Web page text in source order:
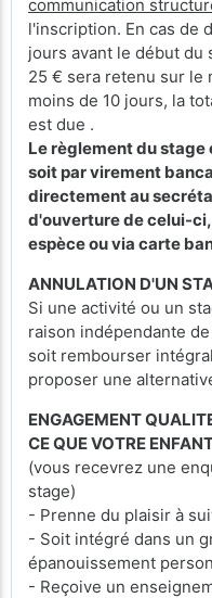
communication
l'inscription. En cas de
jours avant le début du
25 € sera retenu sur le
moins de 10 jours, la
est due .
Le règlement du stage
soit par virement
directement au
d'ouverture de celui-
espèce ou via carte
ANNULATION D'UN
Si une activité ou un
raison indépendante de
soit rembourser
proposer une
ENGAGEMENT
CE QUE VOTRE
(vous recevrez une
stage)
- Prenne du plaisir à
- Soit intégré dans un
épanouissement
- Reçoive un